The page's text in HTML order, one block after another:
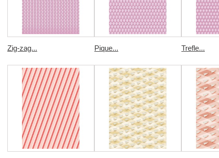
Zig-zag... Pique... Trefle...